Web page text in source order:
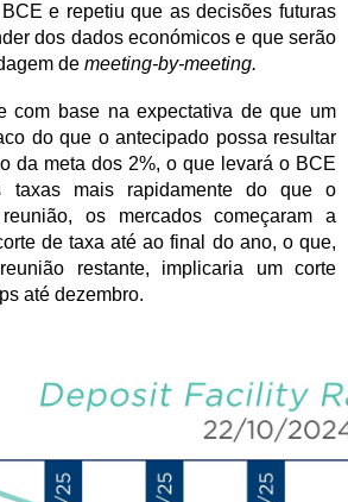
e repetiu que as decisões futuras
dos dados económicos e que serão
de meeting-by-meeting.
com base na expectativa de que um
do que o antecipado possa resultar
da meta dos 2%, o que levará o BCE
mais rapidamente do que o
os mercados começaram a
de taxa até ao final do ano, o que,
restante, implicaria um corte
até dezembro.